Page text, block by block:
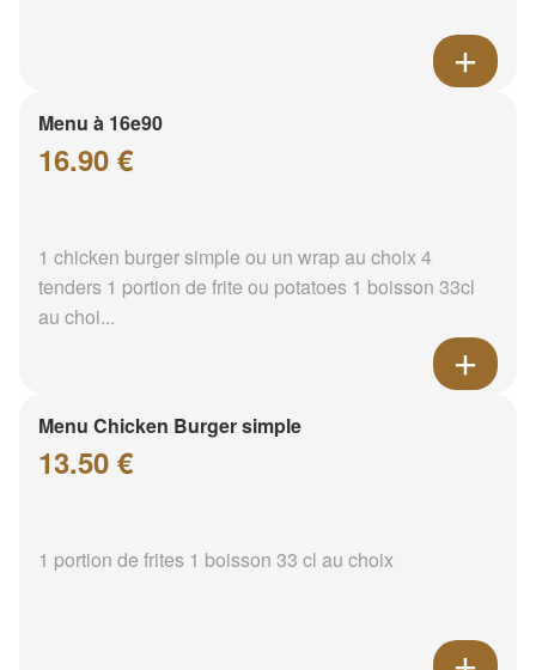
Menu à 16e90
16.90 €
1 chicken burger simple ou un wrap au choix 4
tenders 1 portion de frite ou potatoes 1 boisson 33cl
au choi...
Menu Chicken Burger simple
13.50 €
1 portion de frites 1 boisson 33 cl au choix